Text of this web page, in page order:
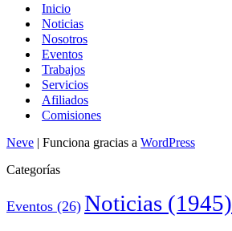
Inicio
Noticias
Nosotros
Eventos
Trabajos
Servicios
Afiliados
Comisiones
Neve | Funciona gracias a WordPress
Categorías
Eventos (26) Noticias (1945)